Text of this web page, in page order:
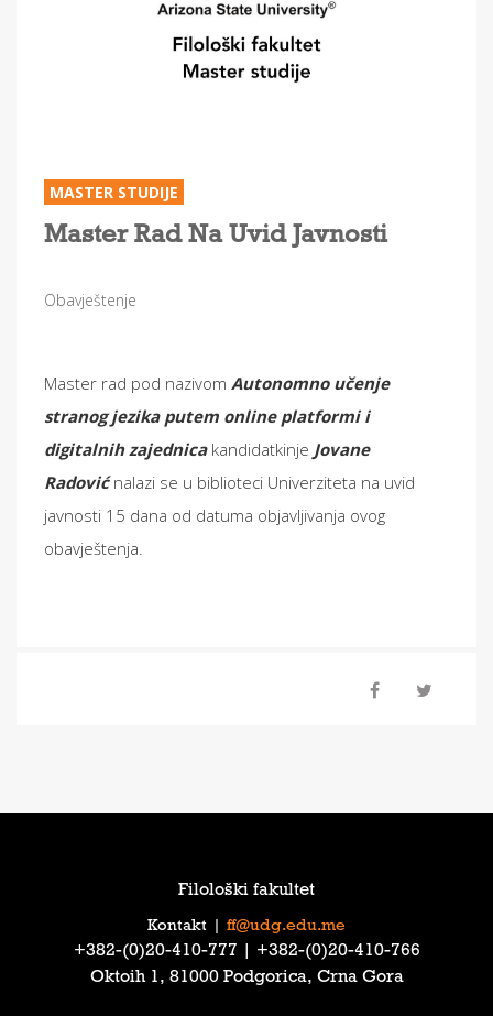
MASTER STUDIJE
Master Rad Na Uvid Javnosti
Obavještenje
Master rad pod nazivom Autonomno učenje
stranog jezika putem online platformi i
digitalnih zajednicakandidatkinje Jovane
Radovićnalazi se u biblioteci Univerziteta na uvid
javnosti 15 dana od datuma objavljivanja ovog
obavještenja.
Filološki fakultet
Kontakt ff@udg.edu.me
‎+382-(0)20-410-777‎ | ‎+382-(0)20-410-766‎
Oktoih 1, 81000 Podgorica, Crna Gora